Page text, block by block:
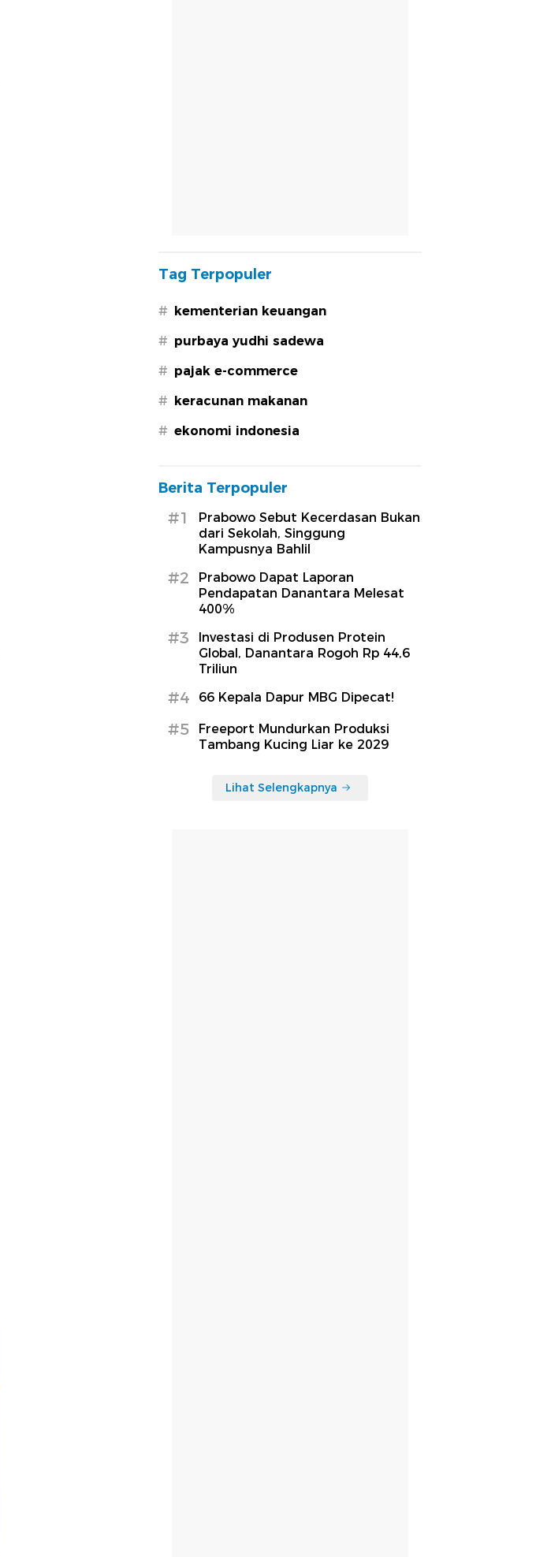
Tag Terpopuler
# kementerian keuangan
# purbaya yudhi sadewa
# pajak e-commerce
# keracunan makanan
# ekonomi indonesia
Berita Terpopuler
#1
Prabowo Sebut Kecerdasan Bukan
dari Sekolah, Singgung
Kampusnya Bahlil
#2
Prabowo Dapat Laporan
Pendapatan Danantara Melesat
400%
#3
Investasi di Produsen Protein
Global, Danantara Rogoh Rp 44,6
Triliun
#4 66 Kepala Dapur MBG Dipecat!
#5
Freeport Mundurkan Produksi
Tambang Kucing Liar ke 2029
Lihat Selengkapnya